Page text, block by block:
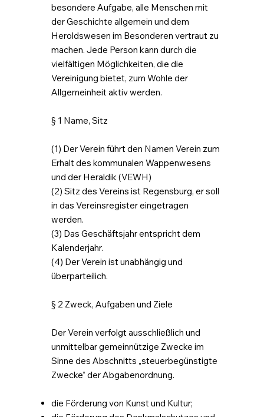
besondere Aufgabe, alle Menschen mit
der Geschichte allgemein und dem
Heroldswesen im Besonderen vertraut zu
machen. Jede Person kann durch die
vielfältigen Möglichkeiten, die die
Vereinigung bietet, zum Wohle der
Allgemeinheit aktiv werden.
§ 1 Name, Sitz
(1) Der Verein führt den Namen Verein zum
Erhalt des kommunalen Wappenwesens
und der Heraldik (VEWH)
(2) Sitz des Vereins ist Regensburg, er soll
in das Vereinsregister eingetragen
werden.
(3) Das Geschäftsjahr entspricht dem
Kalenderjahr.
(4) Der Verein ist unabhängig und
überparteilich.
§ 2 Zweck, Aufgaben und Ziele
Der Verein verfolgt ausschließlich und
unmittelbar gemeinnützige Zwecke im
Sinne des Abschnitts „steuerbegünstigte
Zwecke“ der Abgabenordnung.
die Förderung von Kunst und Kultur;